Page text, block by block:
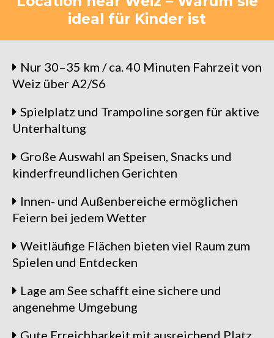
ideal für Kinder ist
Nur 30–35 km / ca. 40 Minuten Fahrzeit von
Weiz über A2/S6
Spielplatz und Trampoline sorgen für aktive
Unterhaltung
Große Auswahl an Speisen, Snacks und
kinderfreundlichen Gerichten
Innen- und Außenbereiche ermöglichen
Feiern bei jedem Wetter
Weitläufige Flächen bieten viel Raum zum
Spielen und Entdecken
Lage am See schafft eine sichere und
angenehme Umgebung
Gute Erreichbarkeit mit ausreichend Platz